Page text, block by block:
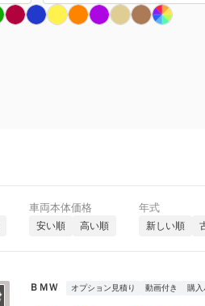
車両本体価格
安い順 高い順
年式
新しい順
ＢＭＷ オプション見積り 動画付き 購入